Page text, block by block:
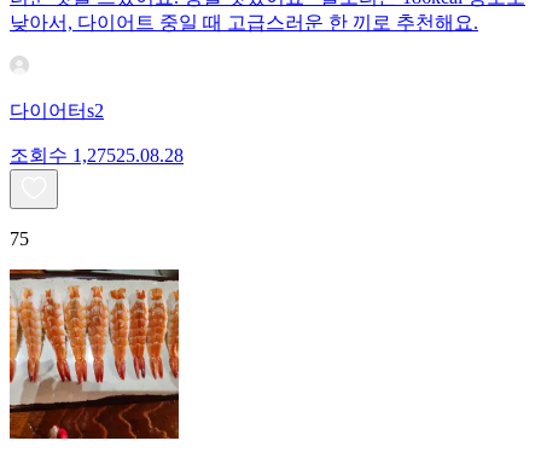
낮아서, 다이어트 중일 때 고급스러운 한 끼로 추천해요.
다이어터s2
조회수 1,27525.08.28
75